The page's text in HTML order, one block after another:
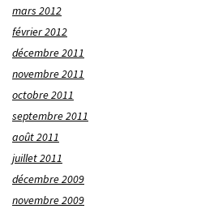
mars 2012
février 2012
décembre 2011
novembre 2011
octobre 2011
septembre 2011
août 2011
juillet 2011
décembre 2009
novembre 2009